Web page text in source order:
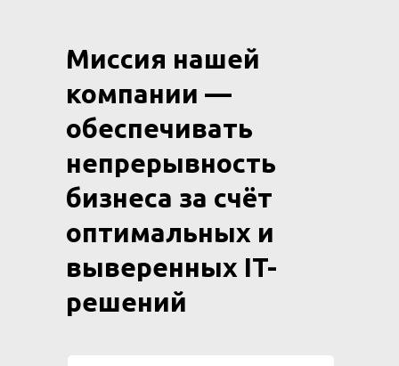
Миссия нашей
компании —
обеспечивать
непрерывность
бизнеса за счёт
оптимальных и
выверенных IT-
решений